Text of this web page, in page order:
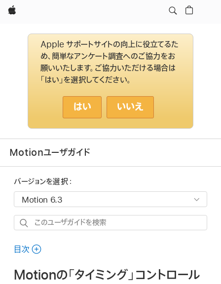
Apple
Apple サポートサイトの向上に役立てるた
め、簡単なアンケート調査へのご協力をお
願いいたします。ご協力いただける場合は
「はい」を選択してください。
はい いいえ
Motionユーザガイド
バージョンを選択：
こ
ユ
ザ
目次
Motionの「タイミング」コントロール